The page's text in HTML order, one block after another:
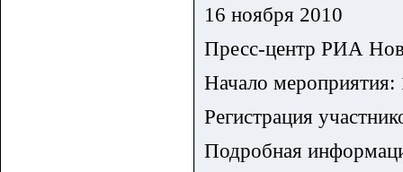
16 ноября 2010
Пресс-центр РИА
Начало мероприятия:
Регистрация
Подробная